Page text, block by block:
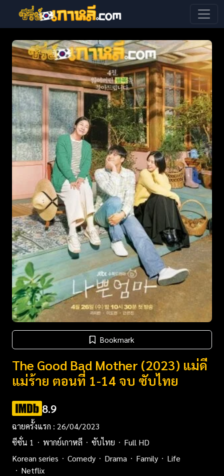
Bookmark
The Good Bad Mother (2023) แม่ดี
แม่ร้าย ตอนที่ 1-14 จบ ซับไทย
8.9
ฉายครั้งแรก : 26/04/2023
ซีซั่น 1
พากย์เกาหลี ซับไทย
Full HD
Korean series
Comedy Drama Family
Life
Netflix